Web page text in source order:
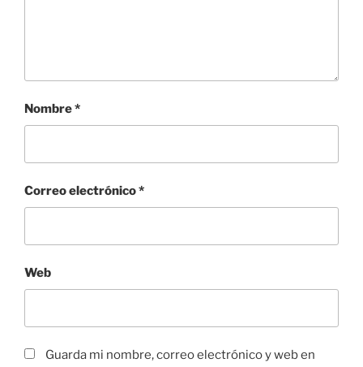
Nombre*
Correo electrónico*
Web
Guarda mi nombre, correo electrónico y web en